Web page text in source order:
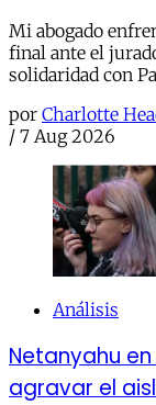
Mi abogado
final ante el
solidaridad con
por Charlotte
/ 7 Aug 2026
Análisis
Netanyahu
agravar el